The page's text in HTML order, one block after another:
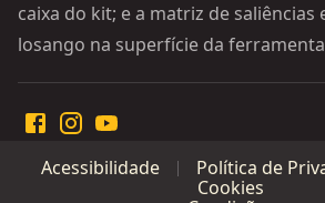
caixa do kit; e a matriz de saliências
losango na superfície da
Acessibilidade
Política de
Cookies